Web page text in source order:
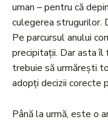
uman – pentru că
culegerea strugurilor.
Pe parcursul anului
precipitații. Dar asta
trebuie să urmărești
adopți decizii corecte
Până la urmă, este o